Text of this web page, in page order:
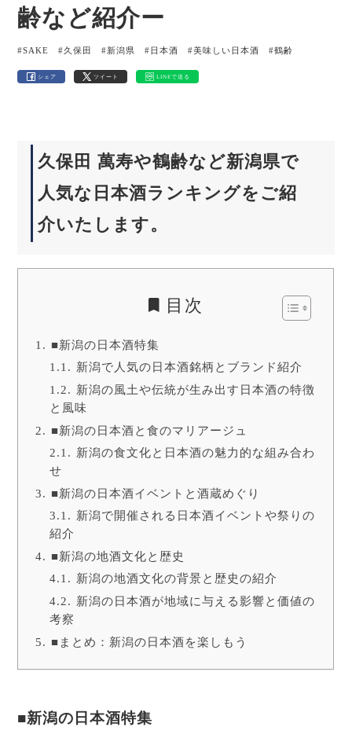
齢など紹介ー
#SAKE #久保田 #新潟県 #日本酒 #美味しい日本酒 #鶴齢
シェア ツイート LINEで送る
久保田 萬寿や鶴齢など新潟県で
人気な日本酒ランキングをご紹
介いたします。
目次
■新潟の日本酒特集
新潟で人気の日本酒銘柄とブランド紹介
新潟の風土や伝統が生み出す日本酒の特徴
と風味
■新潟の日本酒と食のマリアージュ
新潟の食文化と日本酒の魅力的な組み合わ
せ
■新潟の日本酒イベントと酒蔵めぐり
新潟で開催される日本酒イベントや祭りの
紹介
■新潟の地酒文化と歴史
新潟の地酒文化の背景と歴史の紹介
新潟の日本酒が地域に与える影響と価値の
考察
■まとめ：新潟の日本酒を楽しもう
■新潟の日本酒特集